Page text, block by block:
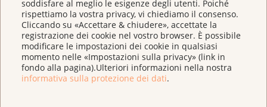
soddisfare al meglio le esigenze degli utenti. Poiché
rispettiamo la vostra privacy, vi chiediamo il consenso.
Cliccando su «Accettare & chiudere», accettate la
registrazione dei cookie nel vostro browser. È possibile
modificare le impostazioni dei cookie in qualsiasi
momento nelle «Impostazioni sulla privacy» (link in
fondo alla pagina).Ulteriori informazioni nella nostra
informativa sulla protezione dei dati.
Se dopo i trattamenti si sente pronta a riavere
rapporti sessuali, può chiedere consiglio all'équipe
curante. Questo vale anche se Lei o il Suo partner
avete dubbi.
I consulenti delle Leghe cantonali e regionali contro il